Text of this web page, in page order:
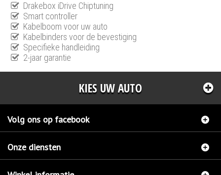
Drakebox iDrive Chiptuning
Smart controller
Kabelboom voor uw auto
Kabelbinders voor de bevestiging
Specifieke handleiding
2-jaar garantie
KIES UW AUTO
Volg ons op facebook
Onze diensten